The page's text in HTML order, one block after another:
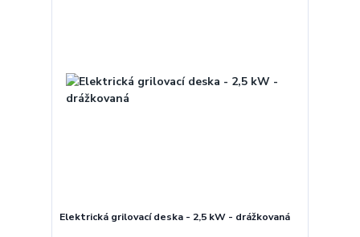
Elektrická grilovací deska - 2,5 kW - drážkovaná